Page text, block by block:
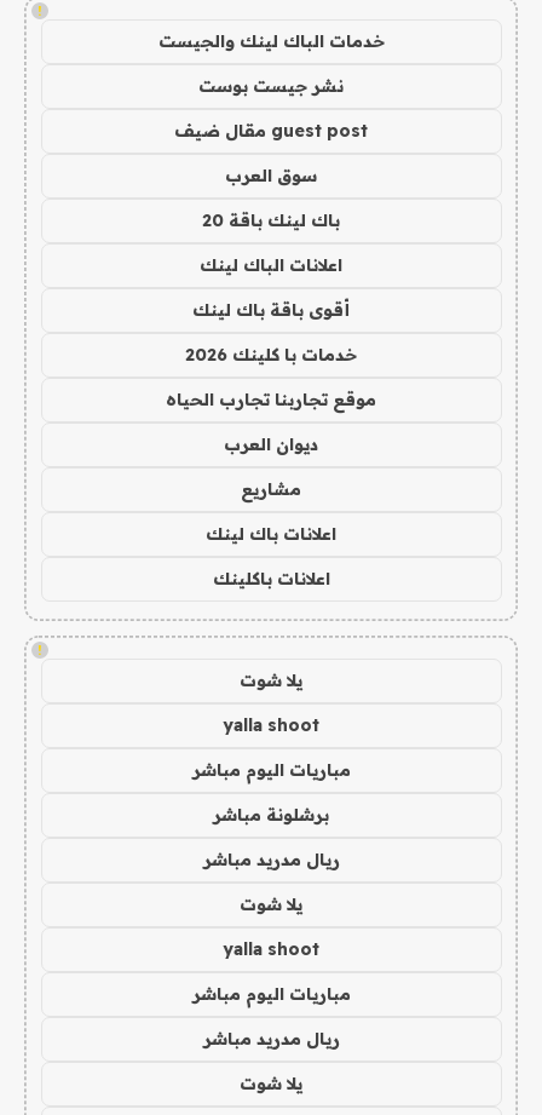
!
خدمات الباك لينك والجيست
نشر جيست بوست
guest post مقال ضيف
سوق العرب
باك لينك باقة 20
اعلانات الباك لينك
أقوى باقة باك لينك
خدمات با كلينك 2026
موقع تجاربنا تجارب الحياه
ديوان العرب
مشاريع
اعلانات باك لينك
اعلانات باكلينك
!
يلا شوت
yalla shoot
مباريات اليوم مباشر
برشلونة مباشر
ريال مدريد مباشر
يلا شوت
yalla shoot
مباريات اليوم مباشر
ريال مدريد مباشر
يلا شوت